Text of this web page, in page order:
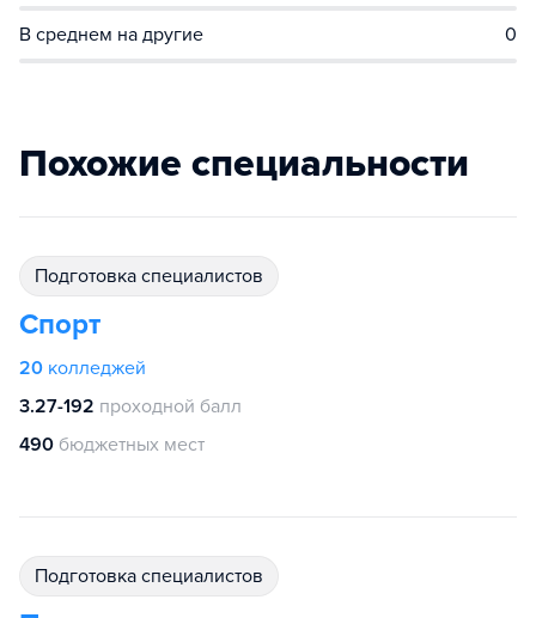
В среднем на другие 0
Похожие специальности
подготовка специалистов
Спорт
20 колледжей
3.27-192 проходной балл
490 бюджетных мест
подготовка специалистов